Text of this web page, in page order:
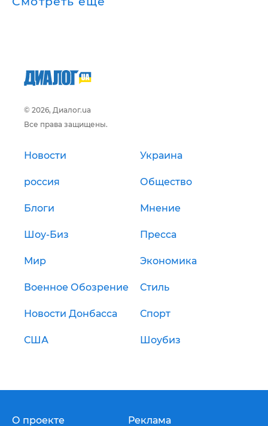
© 2026, Диалог.ua
Все права защищены.
Новости Украина
россия Общество
Блоги Мнение
Шоу-Биз Пресса
Мир Экономика
Военное Обозрение Стиль
Новости Донбасса Спорт
США Шоубиз
О проекте Реклама